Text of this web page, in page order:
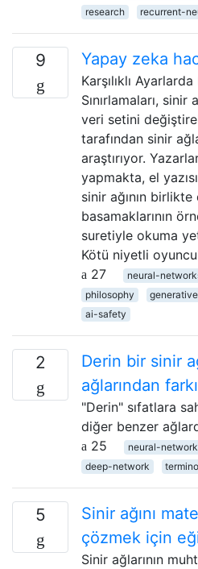
research
recurrent-
9 Yapay zeka
Karşılıklı
Sınırlamaları, sinir
veri setini
tarafından sinir
araştırıyor.
yapmakta, el
sinir ağının birlikte
basamaklarının
suretiyle okuma
Kötü niyetli
27
neural-
philosophy
ai-safety
2
Derin bir sinir
ağlarından
"Derin" sıfatlara
diğer benzer
25
neural-
deep-network
5
Sinir ağını
çözmek için
Sinir ağlarının